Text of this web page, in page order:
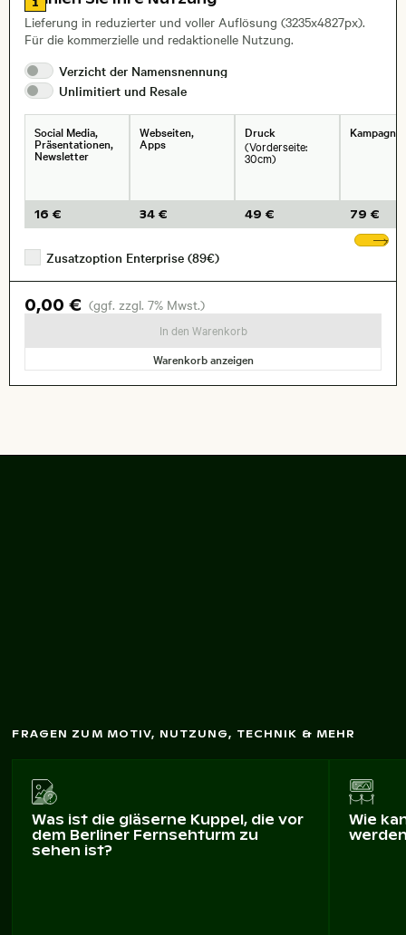
, Objektiv
Lieferung in reduzierter und voller Auflösung (3235x4827px).
Für die kommerzielle und redaktionelle Nutzung.
Verzicht der Namensnennung
Unlimitiert und Resale
Social Media,
Präsentationen,
Newsletter
16 €
Webseiten,
Apps
34 €
Druck
(Vorderseite:
30cm)
49 € 79 €
Zusatzoption Enterprise (89€)
0,00 € (ggf. zzgl. 7% Mwst.)
In den Warenkorb
Warenkorb anzeigen
FRAGEN ZUM MOTIV, NUTZUNG, TECHNIK & MEHR
Was ist die gläserne Kuppel, die vor
dem Berliner Fernsehturm zu
sehen ist?
Wie